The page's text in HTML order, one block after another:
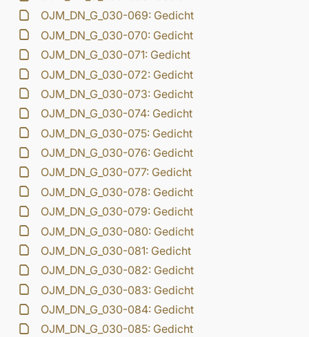
OJM_DN_G_030-069: Gedicht
OJM_DN_G_030-070: Gedicht
OJM_DN_G_030-071: Gedicht
OJM_DN_G_030-072: Gedicht
OJM_DN_G_030-073: Gedicht
OJM_DN_G_030-074: Gedicht
OJM_DN_G_030-075: Gedicht
OJM_DN_G_030-076: Gedicht
OJM_DN_G_030-077: Gedicht
OJM_DN_G_030-078: Gedicht
OJM_DN_G_030-079: Gedicht
OJM_DN_G_030-080: Gedicht
OJM_DN_G_030-081: Gedicht
OJM_DN_G_030-082: Gedicht
OJM_DN_G_030-083: Gedicht
OJM_DN_G_030-084: Gedicht
OJM_DN_G_030-085: Gedicht